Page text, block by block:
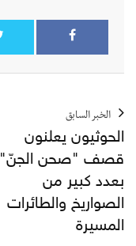
الخبر السابق
الحوثيون يعلنون
قصف "صحن الجنّ"
بعدد كبير من
الصواريخ والطائرات
المسيرة